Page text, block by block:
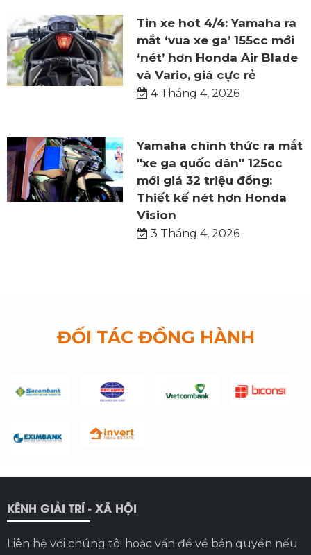
Tin xe hot 4/4: Yamaha ra
mắt ‘vua xe ga’ 155cc mới
‘nét’ hơn Honda Air Blade
và Vario, giá cực rẻ
4 Tháng 4, 2026
Yamaha chính thức ra mắt
"xe ga quốc dân" 125cc
mới giá 32 triệu đồng:
Thiết kế nét hơn Honda
Vision
3 Tháng 4, 2026
ĐỐI TÁC ĐỒNG HÀNH
KÊNH GIẢI TRÍ - XÃ HỘI
Liên hệ với chúng tôi hoặc vấn đề về bản quyền nếu